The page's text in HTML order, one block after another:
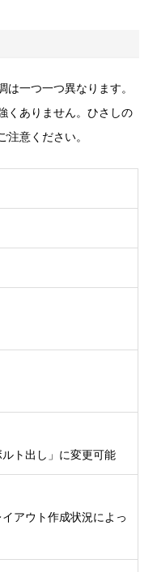
一つ一つ異なります。
くありません。ひさしの
注意ください。
ト出し」に変更可能
アウト作成状況によっ